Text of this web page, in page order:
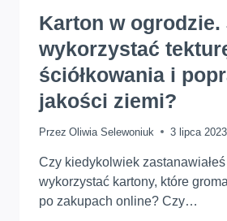
Karton w ogrodzie.
wykorzystać
ściółkowania i
jakości ziemi?
Przez Oliwia Selewoniuk 3 lipca 2023
Czy kiedykolwiek
wykorzystać kartony, które
po zakupach online? Czy…